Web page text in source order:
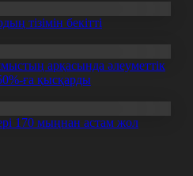
тізімін бекітті
арқасында әлеуметтік
ға қысқарды
170 мыңнан астам жол